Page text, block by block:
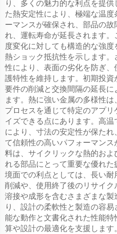
り、多くの魅力的な利点を提
た熱安定性により、極端な温
ーマンスが確保され、部品の故
れ、運転寿命が延長されます
度変化に対しても構造的な強
熱ショック抵抗性を示します
性により、表面の劣化を防ぎ
護特性を維持します。初期投
要件の削減と交換間隔の延長
ます。熱に強い金属の多様性
プロセスを通じて特定のアプ
イズできる点にあります。高
により、寸法の安定性が保た
て信頼性の高いパフォーマン
料は、サイクリックな熱的およ
れる部品にとって重要な優れ
境面での利点としては、長い
削減や、使用終了後のリサイク
溶接や成形を含むさまざまな製
り、設計の柔軟性と製造の容
能な動作と文書化された性能
算や設計の最適化を支援しま